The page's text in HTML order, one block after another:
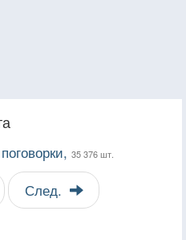
35 376 шт.
След.